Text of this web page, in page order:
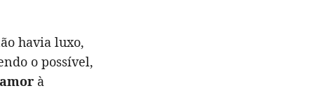
havia luxo,
o possível,
à